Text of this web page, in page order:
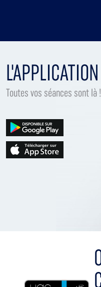
Toutes vos séances sont là !